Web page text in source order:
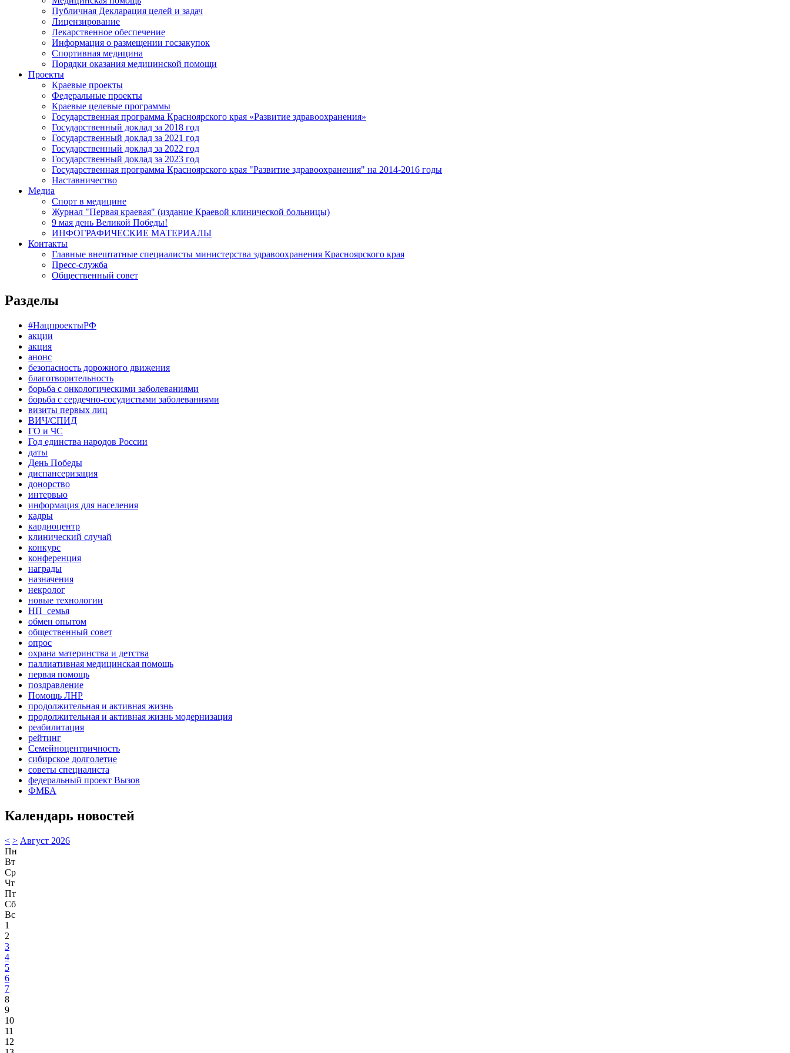
Публичная Декларация целей и задач
Лицензирование
Лекарственное обеспечение
Информация о размещении госзакупок
Спортивная медицина
Порядки оказания медицинской помощи
Проекты
Краевые проекты
Федеральные проекты
Краевые целевые программы
Государственная программа Красноярского края «Развитие здравоохранения»
Государственный доклад за 2018 год
Государственный доклад за 2021 год
Государственный доклад за 2022 год
Государственный доклад за 2023 год
Государственная программа Красноярского края "Развитие здравоохранения" на 2014-2016 годы
Наставничество
Медиа
Спорт в медицине
Журнал "Первая краевая" (издание Краевой клинической больницы)
9 мая день Великой Победы!
ИНФОГРАФИЧЕСКИЕ МАТЕРИАЛЫ
Контакты
Главные внештатные специалисты министерства здравоохранения Красноярского края
Пресс-служба
Общественный совет
Разделы
#НацпроектыРФ
акции
акция
анонс
безопасность дорожного движения
благотворительность
борьба с онкологическими заболеваниями
борьба с сердечно-сосудистыми заболеваниями
визиты первых лиц
ВИЧ/СПИД
ГО и ЧС
Год единства народов России
даты
День Победы
диспансеризация
донорство
интервью
информация для населения
кадры
кардиоцентр
клинический случай
конкурс
конференция
награды
назначения
некролог
новые технологии
НП_семья
обмен опытом
общественный совет
опрос
охрана материнства и детства
паллиативная медицинская помощь
первая помощь
поздравление
Помощь ЛНР
продолжительная и активная жизнь
продолжительная и активная жизнь модернизация
реабилитация
рейтинг
Семейноцентричность
сибирское долголетие
советы специалиста
федеральный проект Вызов
ФМБА
Календарь новостей
< > Август 2026
Пн
Вт
Ср
Чт
Пт
Сб
Вс
1
2
3
4
5
6
7
8
9
10
11
12